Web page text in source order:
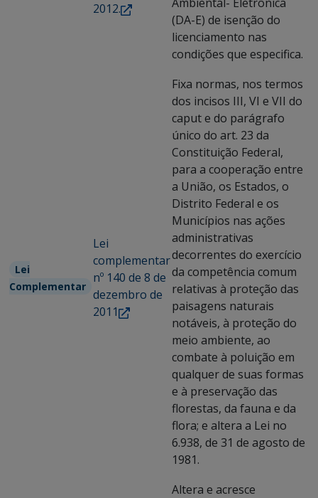
2012.
(DA-E) de isenção do
licenciamento nas
condições que especifica.
Lei
Complementar
Lei
complementar
nº 140 de 8 de
dezembro de
2011
Fixa normas, nos termos
dos incisos III, VI e VII do
caput e do parágrafo
único do art. 23 da
Constituição Federal,
para a cooperação entre
a União, os Estados, o
Distrito Federal e os
Municípios nas ações
administrativas
decorrentes do exercício
da competência comum
relativas à proteção das
paisagens naturais
notáveis, à proteção do
meio ambiente, ao
combate à poluição em
qualquer de suas formas
e à preservação das
florestas, da fauna e da
flora; e altera a Lei no
6.938, de 31 de agosto de
1981.
Altera e acresce